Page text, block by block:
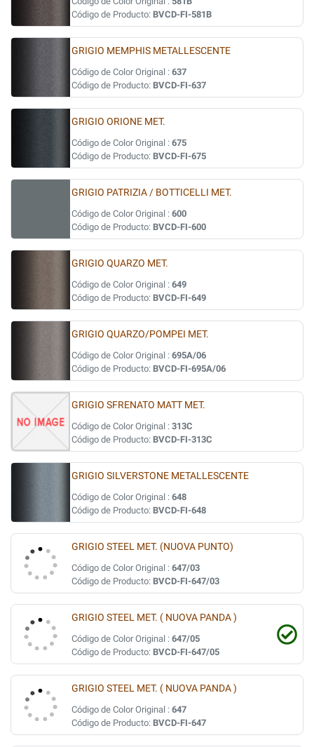
Código de Producto: BVCD-FI-581B
GRIGIO MEMPHIS METALLESCENTE
Código de Color Original : 637
Código de Producto: BVCD-FI-637
GRIGIO ORIONE MET.
Código de Color Original : 675
Código de Producto: BVCD-FI-675
GRIGIO PATRIZIA / BOTTICELLI MET.
Código de Color Original : 600
Código de Producto: BVCD-FI-600
GRIGIO QUARZO MET.
Código de Color Original : 649
Código de Producto: BVCD-FI-649
GRIGIO QUARZO/POMPEI MET.
Código de Color Original : 695A/06
Código de Producto: BVCD-FI-695A/06
GRIGIO SFRENATO MATT MET.
Código de Color Original : 313C
Código de Producto: BVCD-FI-313C
GRIGIO SILVERSTONE METALLESCENTE
Código de Color Original : 648
Código de Producto: BVCD-FI-648
GRIGIO STEEL MET. (NUOVA PUNTO)
Código de Color Original : 647/03
Código de Producto: BVCD-FI-647/03
GRIGIO STEEL MET. ( NUOVA PANDA )
Código de Color Original : 647/05
Código de Producto: BVCD-FI-647/05
GRIGIO STEEL MET. ( NUOVA PANDA )
Código de Color Original : 647
Código de Producto: BVCD-FI-647